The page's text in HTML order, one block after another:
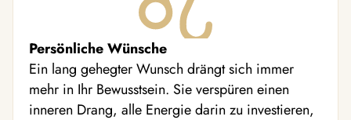
Persönliche Wünsche
Ein lang gehegter Wunsch drängt sich immer
mehr in Ihr Bewusstsein. Sie verspüren einen
inneren Drang, alle Energie darin zu investieren,